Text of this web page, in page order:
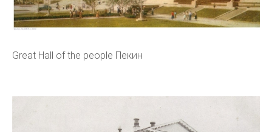
Great Hall of the people Пекин